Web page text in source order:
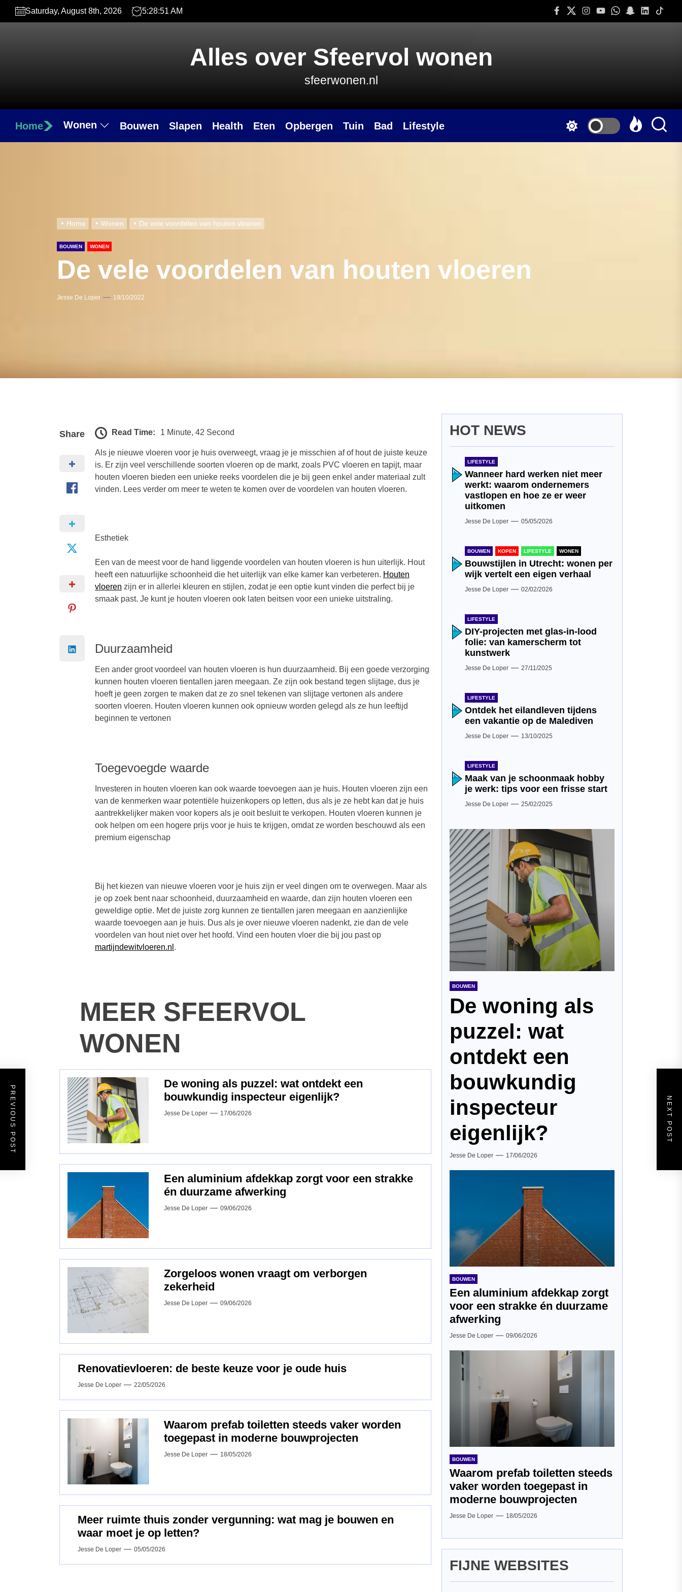
Skip
Saturday, August 8th, 2026 5:28:52 AM Facebook
TwitterInstagram
YoutubeWhatsapp
Snapchat
Linkedin
Tiktok
Alles over Sfeervol wonen
sfeerwonen.nl
Home Wonen Bouwen Slapen Health Eten Opbergen Tuin Bad Lifestyle
Home Wonen De vele voordelen van houten vloeren
BOUWEN WONEN
De vele voordelen van houten vloeren
Jesse De Loper 19/10/2022
Share Read Time: 1 Minute, 42 Second
Als je nieuwe vloeren voor je huis overweegt, vraag je je misschien af of hout de juiste keuze
is. Er zijn veel verschillende soorten vloeren op de markt, zoals PVC vloeren en tapijt, maar
houten vloeren bieden een unieke reeks voordelen die je bij geen enkel ander materiaal zult
vinden. Lees verder om meer te weten te komen over de voordelen van houten vloeren.
Esthetiek
Een van de meest voor de hand liggende voordelen van houten vloeren is hun uiterlijk. Hout
heeft een natuurlijke schoonheid die het uiterlijk van elke kamer kan verbeteren. Houten
vloeren zijn er in allerlei kleuren en stijlen, zodat je een optie kunt vinden die perfect bij je
smaak past. Je kunt je houten vloeren ook laten beitsen voor een unieke uitstraling.
Duurzaamheid
Een ander groot voordeel van houten vloeren is hun duurzaamheid. Bij een goede verzorging
kunnen houten vloeren tientallen jaren meegaan. Ze zijn ook bestand tegen slijtage, dus je
hoeft je geen zorgen te maken dat ze zo snel tekenen van slijtage vertonen als andere
soorten vloeren. Houten vloeren kunnen ook opnieuw worden gelegd als ze hun leeftijd
beginnen te vertonen
Toegevoegde waarde
Investeren in houten vloeren kan ook waarde toevoegen aan je huis. Houten vloeren zijn een
van de kenmerken waar potentiële huizenkopers op letten, dus als je ze hebt kan dat je huis
aantrekkelijker maken voor kopers als je ooit besluit te verkopen. Houten vloeren kunnen je
ook helpen om een hogere prijs voor je huis te krijgen, omdat ze worden beschouwd als een
premium eigenschap
Bij het kiezen van nieuwe vloeren voor je huis zijn er veel dingen om te overwegen. Maar als
je op zoek bent naar schoonheid, duurzaamheid en waarde, dan zijn houten vloeren een
geweldige optie. Met de juiste zorg kunnen ze tientallen jaren meegaan en aanzienlijke
waarde toevoegen aan je huis. Dus als je over nieuwe vloeren nadenkt, zie dan de vele
voordelen van hout niet over het hoofd. Vind een houten vloer die bij jou past op
martijndewitvloeren.nl .
PREVIOUS POST NEXT POST
MEER SFEERVOL
WONEN
De woning als puzzel: wat ontdekt een
bouwkundig inspecteur eigenlijk?
Jesse De Loper 17/06/2026
Een aluminium afdekkap zorgt voor een strakke
én duurzame afwerking
Jesse De Loper 09/06/2026
Zorgeloos wonen vraagt om verborgen
zekerheid
Jesse De Loper 09/06/2026
Renovatievloeren: de beste keuze voor je oude huis
Jesse De Loper 22/05/2026
Waarom prefab toiletten steeds vaker worden
toegepast in moderne bouwprojecten
Jesse De Loper 18/05/2026
Meer ruimte thuis zonder vergunning: wat mag je bouwen en
waar moet je op letten?
Jesse De Loper 05/05/2026
HOT NEWS
LIFESTYLE
Wanneer hard werken niet meer
werkt: waarom ondernemers
vastlopen en hoe ze er weer
uitkomen
Jesse De Loper 05/05/2026
BOUWEN KOPEN LIFESTYLE WONEN
Bouwstijlen in Utrecht: wonen per
wijk vertelt een eigen verhaal
Jesse De Loper 02/02/2026
LIFESTYLE
DIY-projecten met glas-in-lood
folie: van kamerscherm tot
kunstwerk
Jesse De Loper 27/11/2025
LIFESTYLE
Ontdek het eilandleven tijdens
een vakantie op de Malediven
Jesse De Loper 13/10/2025
LIFESTYLE
Maak van je schoonmaak hobby
je werk: tips voor een frisse start
Jesse De Loper 25/02/2025
BOUWEN
De woning als
puzzel: wat
ontdekt een
bouwkundig
inspecteur
eigenlijk?
Jesse De Loper 17/06/2026
BOUWEN
Een aluminium afdekkap zorgt
voor een strakke én duurzame
afwerking
Jesse De Loper 09/06/2026
BOUWEN
Waarom prefab toiletten steeds
vaker worden toegepast in
moderne bouwprojecten
Jesse De Loper 18/05/2026
FIJNE WEBSITES